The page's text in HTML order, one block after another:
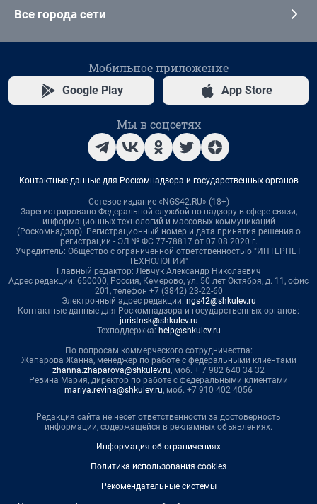
Все города сети
Мобильное приложение
Google Play App Store
Мы в соцсетях
Контактные данные для Роскомнадзора и государственных органов
Сетевое издание «NGS42.RU» (18+)
Зарегистрировано Федеральной службой по надзору в сфере связи,
информационных технологий и массовых коммуникаций
(Роскомнадзор). Регистрационный номер и дата принятия решения о
регистрации - ЭЛ № ФС 77-78817 от 07.08.2020 г.
Учредитель: Общество с ограниченной ответственностью "ИНТЕРНЕТ
ТЕХНОЛОГИИ"
Главный редактор: Левчук Александр Николаевич
Адрес редакции: 650000, Россия, Кемерово, ул. 50 лет Октября, д. 11, офис
201, телефон +7 (3842) 23-22-60
Электронный адрес редакции: ngs42@shkulev.ru
Контактные данные для Роскомнадзора и государственных органов:
juristnsk@shkulev.ru
Техподдержка: help@shkulev.ru
По вопросам коммерческого сотрудничества:
Жапарова Жанна, менеджер по работе с федеральными клиентами
zhanna.zhaparova@shkulev.ru, моб. + 7 982 640 34 32
Ревина Мария, директор по работе с федеральными клиентами
mariya.revina@shkulev.ru, моб. +7 910 402 4056
Редакция сайта не несет ответственности за достоверность
информации, содержащейся в рекламных объявлениях.
Информация об ограничениях
Политика использования cookies
Рекомендательные системы